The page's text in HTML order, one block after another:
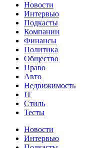
Новости
Интервью
Подкасты
Компании
Финансы
Политика
Общество
Право
Авто
Недвижимость
IT
Стиль
Тесты
Новости
Интервью